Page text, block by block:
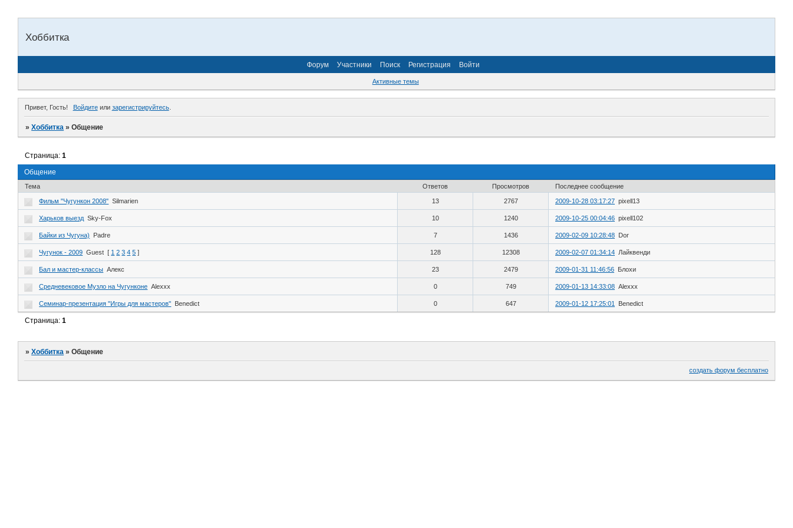
Хоббитка
Форум Участники Поиск Регистрация Войти
Активные темы
Привет, Гость! Войдитеили зарегистрируйтесь.
»Хоббитка »Общение
Общение
Страница:1
Тема Ответов Просмотров Последнее сообщение
Фильм "Чугункон 2008" Silmarien 13 2767 2009-10-28 03:17:27 pixell13
Харьков выезд Sky-Fox 10 1240 2009-10-25 00:04:46 pixell102
Байки из Чугуна) Padre 7 1436 2009-02-09 10:28:48 Dor
Чугунок - 2009 Guest [ 1 2 3 4 5 ] 128 12308 2009-02-07 01:34:14 Лайквенди
Бал и мастер-классы Алекс 23 2479 2009-01-31 11:46:56 Блохи
Средневековое Музло на Чугунконе Alexxx 0 749 2009-01-13 14:33:08 Alexxx
Семинар-презентация "Игры для мастеров" Benedict 0 647 2009-01-12 17:25:01 Benedict
Страница:1
»Хоббитка »Общение
создать форум бесплатно